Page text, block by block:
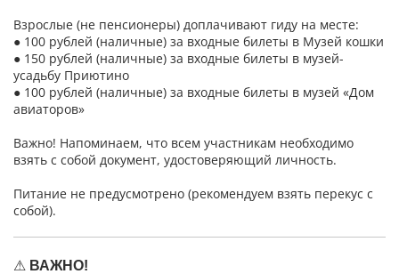
Взрослые (не пенсионеры) доплачивают гиду на месте:
● 100 рублей (наличные) за входные билеты в Музей кошки
● 150 рублей (наличные) за входные билеты в музей-
усадьбу Приютино
● 100 рублей (наличные) за входные билеты в музей «Дом
авиаторов»
Важно! Напоминаем, что всем участникам необходимо
взять с собой документ, удостоверяющий личность.
Питание не предусмотрено (рекомендуем взять перекус с
собой).
⚠ ВАЖНО!